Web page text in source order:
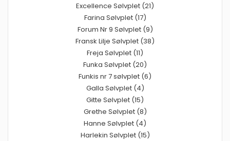
Excellence Sølvplet (21)
Farina Sølvplet (17)
Forum Nr 9 Sølvplet (9)
Fransk Lilje Sølvplet (38)
Freja Sølvplet (11)
Funka Sølvplet (20)
Funkis nr 7 sølvplet (6)
Galla Sølvplet (4)
Gitte Sølvplet (15)
Grethe Sølvplet (8)
Hanne Sølvplet (4)
Harlekin Sølvplet (15)